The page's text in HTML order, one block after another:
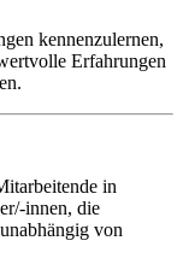
kennenzulernen,
Erfahrungen
in
innen, die
von